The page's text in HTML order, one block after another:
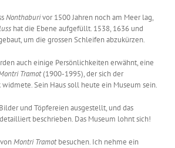
Nonthaburivor 1500 Jahren noch am Meer lag,
hat die Ebene aufgefüllt. 1538, 1636 und
um die grossen Schleifen abzukürzen.
auch einige Persönlichkeiten erwähnt, eine
Tramot(1900-1995), der sich der
widmete. Sein Haus soll heute ein Museum sein.
und Töpfereien ausgestellt, und das
beschrieben. Das Museum lohnt sich!
Montri Tramotbesuchen. Ich nehme ein